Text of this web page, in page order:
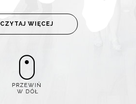
CZYTAJ WIĘCEJ